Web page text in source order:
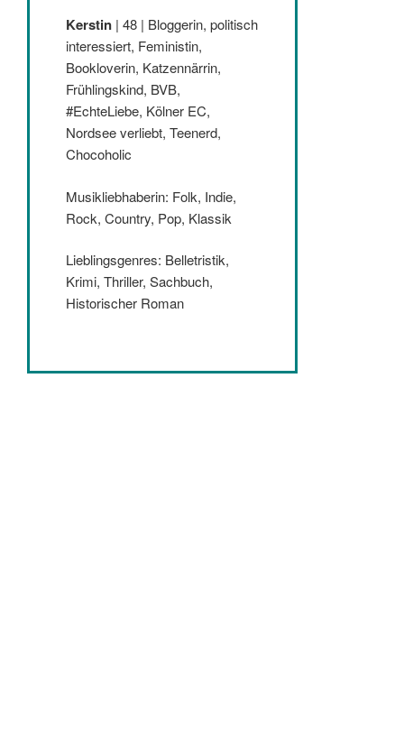
Kerstin | 48 | Bloggerin, politisch
interessiert, Feministin,
Bookloverin, Katzennärrin,
Frühlingskind, BVB,
#EchteLiebe, Kölner EC,
Nordsee verliebt, Teenerd,
Chocoholic
Musikliebhaberin: Folk, Indie,
Rock, Country, Pop, Klassik
Lieblingsgenres: Belletristik,
Krimi, Thriller, Sachbuch,
Historischer Roman